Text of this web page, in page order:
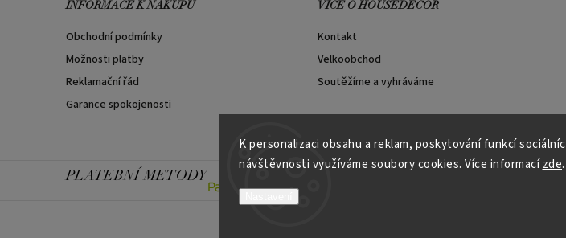
K personalizaci obsahu a reklam, poskytování funkcí
návštěvnosti využíváme soubory cookies. Více informacízde.
INFORMACE K NÁKUPU
Obchodní podmínky
Možnosti platby
Reklamační řád
Garance spokojenosti
VÍCE O HOUSEDECOR
Kontakt
Velkoobchod
Soutěžíme a vyhráváme
PLATEBNÍ METODY